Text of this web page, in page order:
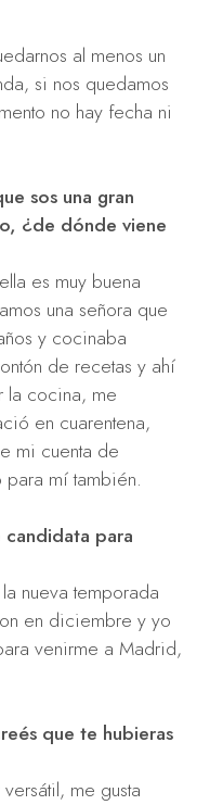
al menos un
si nos quedamos
no hay fecha ni
sos una gran
¿de dónde viene
es muy buena
una señora que
y cocinaba
de recetas y ahí
la cocina, me
en cuarentena,
mi cuenta de
para mí también.
para
nueva temporada
en diciembre y yo
venirme a Madrid,
que te hubieras
me gusta